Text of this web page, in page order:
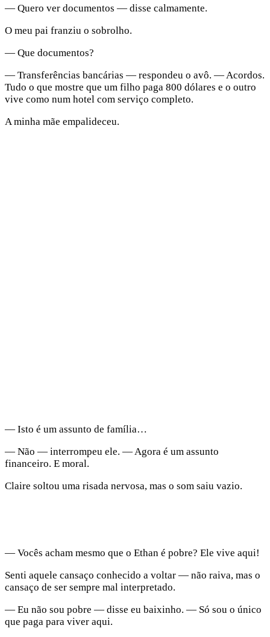
— Quero ver documentos — disse calmamente.
O meu pai franziu o sobrolho.
— Que documentos?
— Transferências bancárias — respondeu o avô. — Acordos.
Tudo o que mostre que um filho paga 800 dólares e o outro
vive como num hotel com serviço completo.
A minha mãe empalideceu.
— Isto é um assunto de família…
— Não — interrompeu ele. — Agora é um assunto
financeiro. E moral.
Claire soltou uma risada nervosa, mas o som saiu vazio.
— Vocês acham mesmo que o Ethan é pobre? Ele vive aqui!
Senti aquele cansaço conhecido a voltar — não raiva, mas o
cansaço de ser sempre mal interpretado.
— Eu não sou pobre — disse eu baixinho. — Só sou o único
que paga para viver aqui.